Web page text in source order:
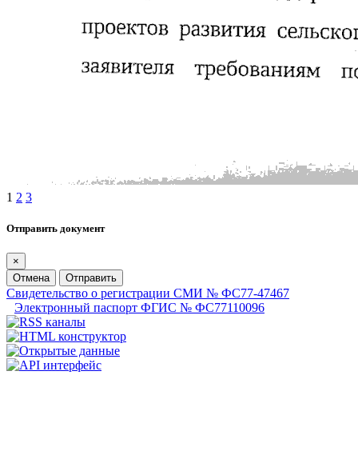
1 2 3
Отправить документ
×
Отмена
Отправить
Свидетельство о регистрации СМИ № ФС77-47467
Электронный паспорт ФГИС № ФС77110096